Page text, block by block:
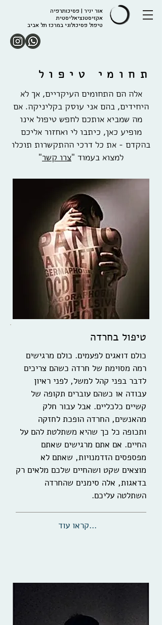
אור יניר | פסיכותרפיה
אקזיסטנציאליסטית
טיפול פסיכולוגי במרכז תל אביב
תחומי טיפול
אלה הם התחומים העיקריים, אך לא
היחידים, בהם אני עוסק בקליניקה. אם
מה שמביא אותכם לחפש טיפול אינו
מופיע כאן, כיתבו לי ואחזור אליכם
בהקדם - את כל דרכי ההתקשרות תוכלו
למצוא בעמוד "צרו קשר"
טיפול בחרדה
כולם דואגים לפעמים. כולם מרגישים
רמה מסוימת של חרדה כשהם צריכים
לדבר בפני קהל למשל, לפני ראיון
עבודה או כשהם עוברים תקופה של
קשיים כלכליים. אבל עבור חלק
מהאנשים, החרדה הופכת לחזקה
ותכופה כל כך שהיא משתלטת להם על
החיים. אם אתם מרגישים שאתם
מפספסים הזדמנויות, שאתם לא
מוצאים שקט ושהחיים שלכם מלאים רק
בדאגות, אלה סימנים שהחרדה
השתלטה עליכם.
...קראו עוד